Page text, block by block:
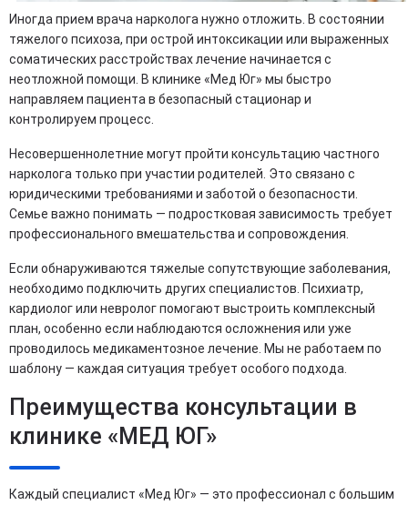
Иногда прием врача нарколога нужно отложить. В состоянии
тяжелого психоза, при острой интоксикации или выраженных
соматических расстройствах лечение начинается с
неотложной помощи. В клинике «Мед Юг» мы быстро
направляем пациента в безопасный стационар и
контролируем процесс.
Несовершеннолетние могут пройти консультацию частного
нарколога только при участии родителей. Это связано с
юридическими требованиями и заботой о безопасности.
Семье важно понимать — подростковая зависимость требует
профессионального вмешательства и сопровождения.
Если обнаруживаются тяжелые сопутствующие заболевания,
необходимо подключить других специалистов. Психиатр,
кардиолог или невролог помогают выстроить комплексный
план, особенно если наблюдаются осложнения или уже
проводилось медикаментозное лечение. Мы не работаем по
шаблону — каждая ситуация требует особого подхода.
Преимущества консультации в
клинике «МЕД ЮГ»
Каждый специалист «Мед Юг» — это профессионал с большим